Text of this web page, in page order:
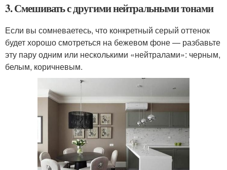
3. Смешивать с другими нейтральными тонами
Если вы сомневаетесь, что конкретный серый оттенок
будет хорошо смотреться на бежевом фоне — разбавьте
эту пару одним или несколькими «нейтралами»: черным,
белым, коричневым.